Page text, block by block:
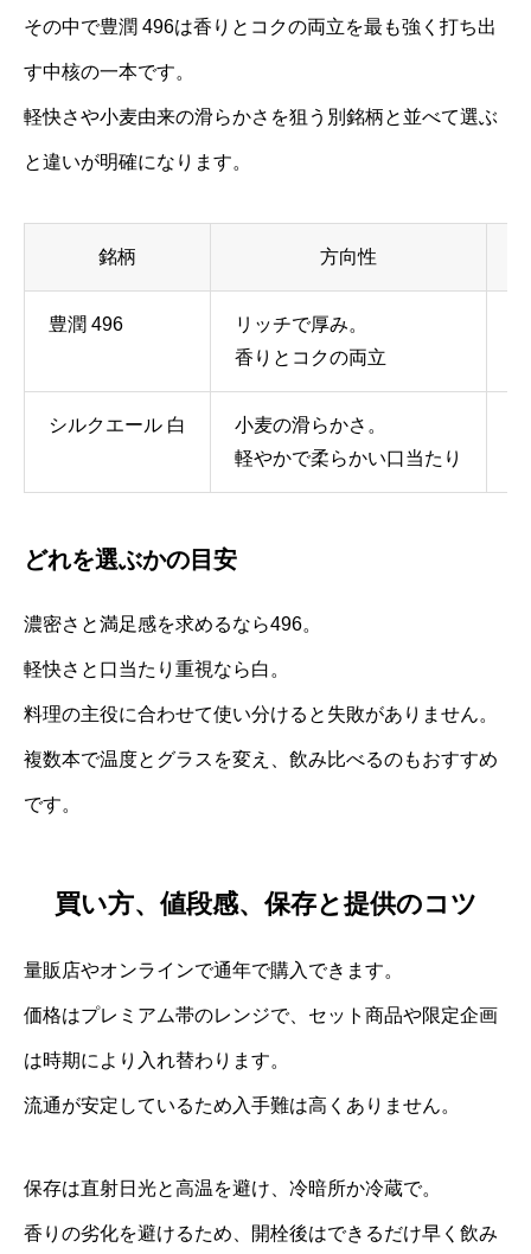
その中で豊潤 496は香りとコクの両立を最も強く打ち出
す中核の一本です。
軽快さや小麦由来の滑らかさを狙う別銘柄と並べて選ぶ
と違いが明確になります。
銘柄 方向性
豊潤 496
リッチで厚み。
香りとコクの両立
シルクエール 白
小麦の滑らかさ。
軽やかで柔らかい口当たり
どれを選ぶかの目安
濃密さと満足感を求めるなら496。
軽快さと口当たり重視なら白。
料理の主役に合わせて使い分けると失敗がありません。
複数本で温度とグラスを変え、飲み比べるのもおすすめ
です。
買い方、値段感、保存と提供のコツ
量販店やオンラインで通年で購入できます。
価格はプレミアム帯のレンジで、セット商品や限定企画
は時期により入れ替わります。
流通が安定しているため入手難は高くありません。
保存は直射日光と高温を避け、冷暗所か冷蔵で。
香りの劣化を避けるため、開栓後はできるだけ早く飲み